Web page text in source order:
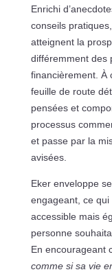
Enrichi
conseils
atteignent la
différemment des
financièrement. À
feuille de route
pensées et
processus
et passe par la
avisées.
Eker enveloppe
engageant, ce
accessible mais
personne
En encourageant
comme si sa vie